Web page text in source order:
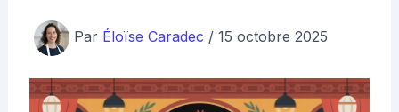
Par Éloïse Caradec / 15 octobre 2025